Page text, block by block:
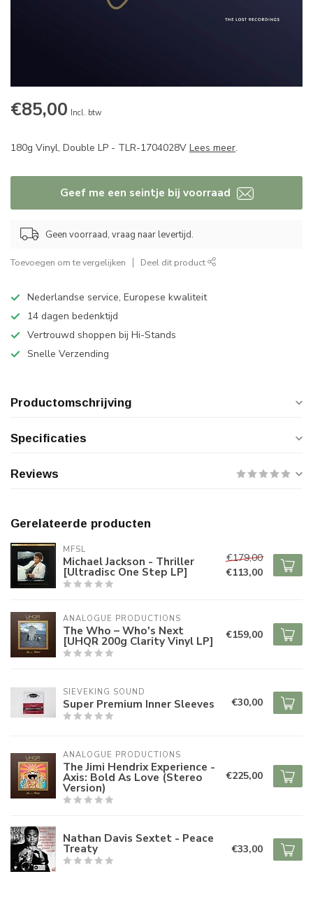
€85,00 Incl. btw
180g Vinyl, Double LP - TLR-1704028V Lees meer.
Geef me een seintje bij voorraad
Geen voorraad, vraag naar levertijd.
Toevoegen om te vergelijken Deel dit product
Nederlandse service, Europese kwaliteit
14 dagen bedenktijd
Vertrouwd shoppen bij Hi-Stands
Snelle Verzending
Productomschrijving
Specificaties
Reviews
Gerelateerde producten
MFSL
Michael Jackson - Thriller
[Ultradisc One Step LP]
€179,00
€113,00
ANALOGUE PRODUCTIONS
The Who – Who's Next
[UHQR 200g Clarity Vinyl LP] €159,00
SIEVEKING SOUND
Super Premium Inner Sleeves €30,00
ANALOGUE PRODUCTIONS
The Jimi Hendrix Experience -
Axis: Bold As Love (Stereo
Version)
€225,00
Nathan Davis Sextet - Peace
Treaty €33,00